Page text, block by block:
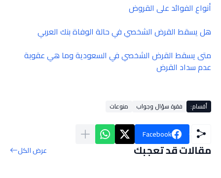
أنواع الفوائد على القروض
هل يسقط القرض الشخصي في حالة الوفاة بنك العربي
متى يسقط القرض الشخصي في السعودية وما هي عقوبة
عدم سداد القرض
أقسام: فقرة سؤال وجواب منوعات
Facebook
مقالات قد تعجبك عرض الكل